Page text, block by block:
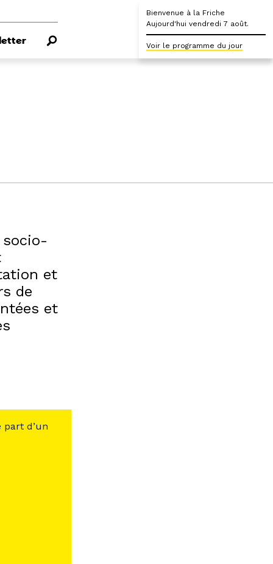
Bienvenue à la Friche
Aujourd'hui vendredi 7 août.
Voir le programme du jour
socio-
et
de
et
d’un